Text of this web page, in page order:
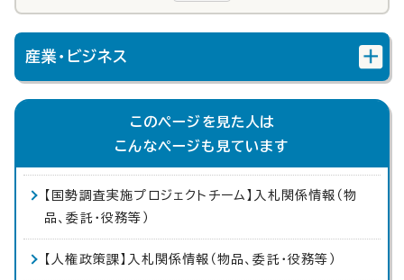
産業・ビジネス
このページを見た人は
こんなページも見ています
【国勢調査実施プロジェクトチーム】入札関係情報（物
品、委託・役務等）
【人権政策課】入札関係情報（物品、委託・役務等）